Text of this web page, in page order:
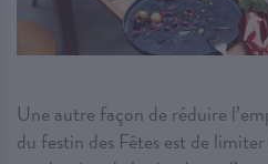
Une autre façon de réduire
du festin des Fêtes est de